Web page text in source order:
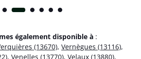
également disponible à :
(13670), Vernègues (13116),
, Venelles (13770), Velaux (13880),